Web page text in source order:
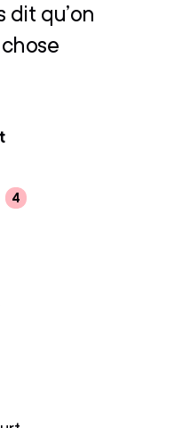
dit qu’on